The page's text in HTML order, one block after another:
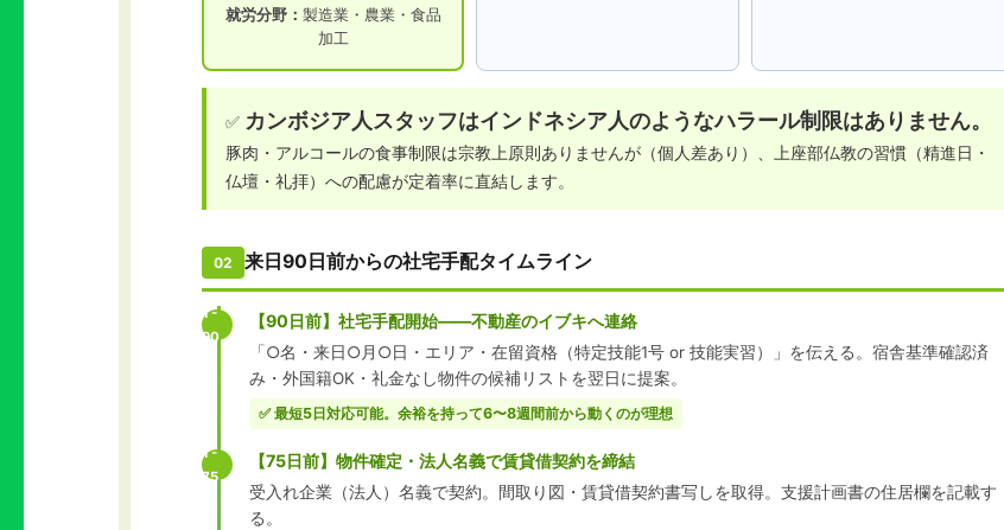
就労分野： 製造業・農業・食品
加工
✅ カンボジア人スタッフはインドネシア人のようなハラール制限はありません。
豚肉・アルコールの食事制限は宗教上原則ありませんが（個人差あり）、上座部仏教の習慣（精進日・
仏壇・礼拝）への配慮が定着率に直結します。
02 来日90日前からの社宅手配タイムライン
T-
90
【90日前】社宅手配開始——不動産のイブキへ連絡
「○名・来日○月○日・エリア・在留資格（特定技能1号 or 技能実習）」を伝える。宿舎基準確認済
み・外国籍OK・礼金なし物件の候補リストを翌日に提案。
✅ 最短5日対応可能。余裕を持って6〜8週間前から動くのが理想
T-
75
【75日前】物件確定・法人名義で賃貸借契約を締結
受入れ企業（法人）名義で契約。間取り図・賃貸借契約書写しを取得。支援計画書の住居欄を記載す
る。